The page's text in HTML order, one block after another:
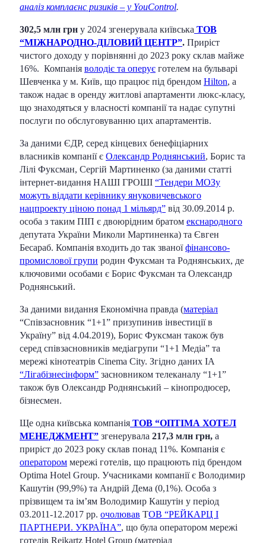
аналіз комплаєнс ризиків – у YouControl.
302,5 млн грн у 2024 згенерувала київська ТОВ
“МІЖНАРОДНО-ДІЛОВИЙ ЦЕНТР”. Приріст
чистого доходу у порівнянні до 2023 року склав майже
16%. Компанія володіє та оперує готелем на бульварі
Шевченка у м. Київ, що працює під брендом Hilton, а
також надає в оренду житлові апартаменти люкс-класу,
що знаходяться у власності компанії та надає супутні
послуги по обслуговуванню цих апартаментів.
За даними ЄДР, серед кінцевих бенефіціарних
власників компанії є Олександр Роднянський, Борис та
Лілі Фуксман, Сергій Мартиненко (за даними статті
інтернет-видання НАШІ ГРОШІ “Тендери МОЗу
можуть віддати керівнику януковичевського
нацпроекту ціною понад 1 мільярд” від 30.09.2014 р.
особа з таким ПІП є двоюрідним братом екснародного
депутата України Миколи Мартиненка) та Євген
Бесараб. Компанія входить до так званоїфінансово-
промислової групи родин Фуксман та Роднянських, де
ключовими особами є Борис Фуксман та Олександр
Роднянський.
За даними видання Економічна правда (матеріал
“Співзасновник “1+1” призупинив інвестиції в
Україну” від 4.04.2019), Борис Фуксман також був
серед співзасновників медіагрупи “1+1 Медіа” та
мережі кінотеатрів Cinema City. Згідно даних ІА
“Лігабізнесінформ” засновником телеканалу “1+1”
також був Олександр Роднянський – кінопродюсер,
бізнесмен.
Ще одна київська компанія ТОВ “ОПТІМА ХОТЕЛ
МЕНЕДЖМЕНТ” згенерувала 217,3 млн грн, а
приріст до 2023 року склав понад 11%. Компанія є
оператором мережі готелів, що працюють під брендом
Optima Hotel Group. Учасниками компанії є Володимир
Кашутін (99,9%) та Андрій Дема (0,1%). Особа з
прізвищем та імʼям Володимир Кашутін у період
03.2011-12.2017 рр. очолював ТОВ “РЕЙКАРЦ І
ПАРТНЕРИ. УКРАЇНА”, що була оператором мережі
готелів Reikartz Hotel Group (матеріал